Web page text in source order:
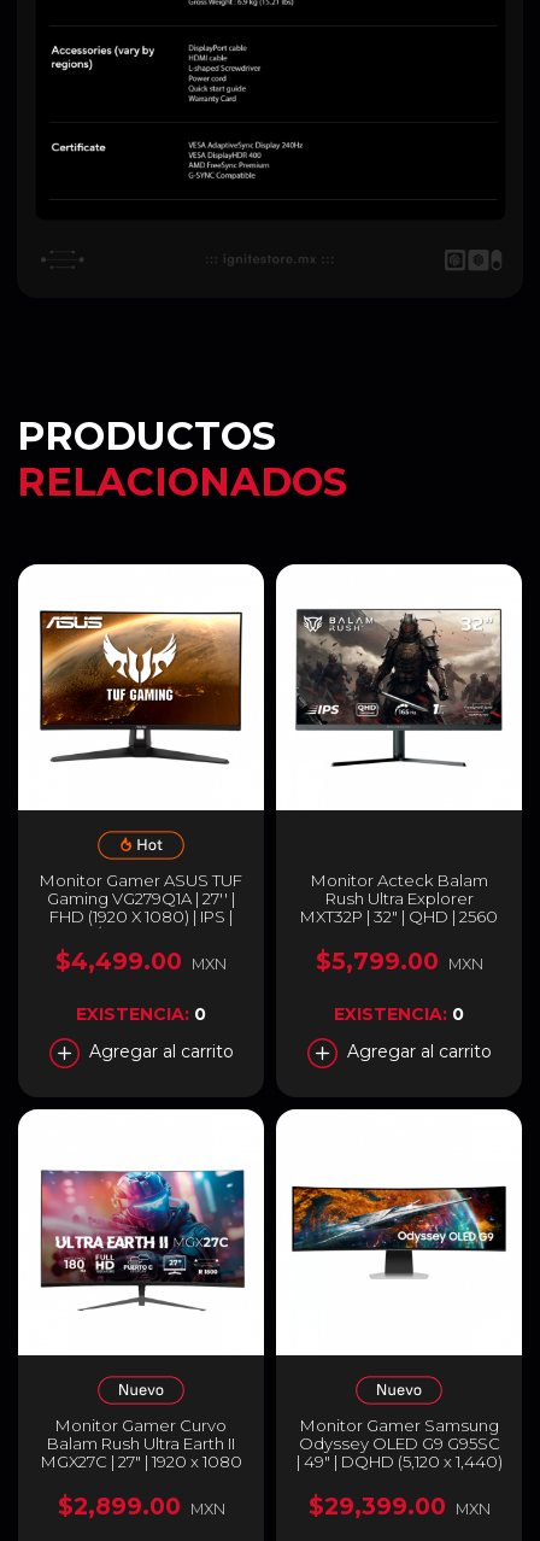
PRODUCTOS
RELACIONADOS
Monitor Gamer ASUS TUF
Gaming VG279Q1A | 27'' |
FHD (1920 X 1080) | IPS |
165 Hz / 120 Hz Consolas |
Adaptive-sync | FreeSync
Premium |1 ms (MPRT) |
$4,499.00 MXN
EXISTENCIA: 0
Agregar al carrito
Monitor Acteck Balam
Rush Ultra Explorer
MXT32P | 32" | QHD | 2560
HDR | Bocinas Integradas |
RGB | BR-942546
$5,799.00 MXN
EXISTENCIA: 0
Agregar al carrito
Monitor Gamer Curvo
Balam Rush Ultra Earth II
MGX27C | 27" | 1920 x 1080
1800R | FreeSync / G-Sync
| HDMI 1.4 / DisplayPort 1.2 /
$2,899.00 MXN
Monitor Gamer Samsung
Odyssey OLED G9 G95SC
| 49" | DQHD (5,120 x 1,440)
0.03ms(GTG) | 240Hz |
HDMI / Micro HDMI /
$29,399.00 MXN